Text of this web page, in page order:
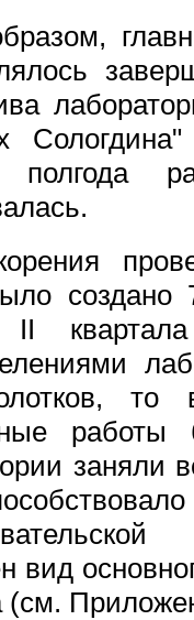
полгода
II
заняли
вид
(см.